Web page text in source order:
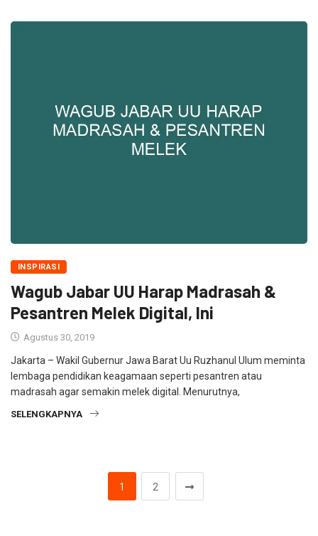
INSPIRASI
Wagub Jabar UU Harap Madrasah &
Pesantren Melek Digital, Ini
Agustus 30, 2019
Jakarta – Wakil Gubernur Jawa Barat Uu Ruzhanul Ulum meminta
lembaga pendidikan keagamaan seperti pesantren atau
madrasah agar semakin melek digital. Menurutnya,
SELENGKAPNYA
1 2